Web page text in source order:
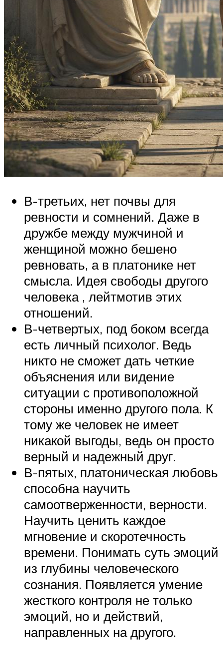
В-третьих, нет почвы для
ревности и сомнений. Даже в
дружбе между мужчиной и
женщиной можно бешено
ревновать, а в платонике нет
смысла. Идея свободы другого
человека , лейтмотив этих
отношений.
В-четвертых, под боком всегда
есть личный психолог. Ведь
никто не сможет дать четкие
объяснения или видение
ситуации с противоположной
стороны именно другого пола. К
тому же человек не имеет
никакой выгоды, ведь он просто
верный и надежный друг.
В-пятых, платоническая любовь
способна научить
самоотверженности, верности.
Научить ценить каждое
мгновение и скоротечность
времени. Понимать суть эмоций
из глубины человеческого
сознания. Появляется умение
жесткого контроля не только
эмоций, но и действий,
направленных на другого.